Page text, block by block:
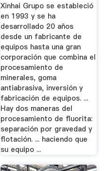
Xinhai Grupo se estableció
en 1993 y se ha
desarrollado 20 años
desde un fabricante de
equipos hasta una gran
corporación que combina el
procesamiento de
minerales, goma
antiabrasiva, inversión y
fabricación de equipos. ...
Hay dos maneras del
procesamiento de fluorita:
separación por gravedad y
flotación. ... haciendo que
su equipo ...